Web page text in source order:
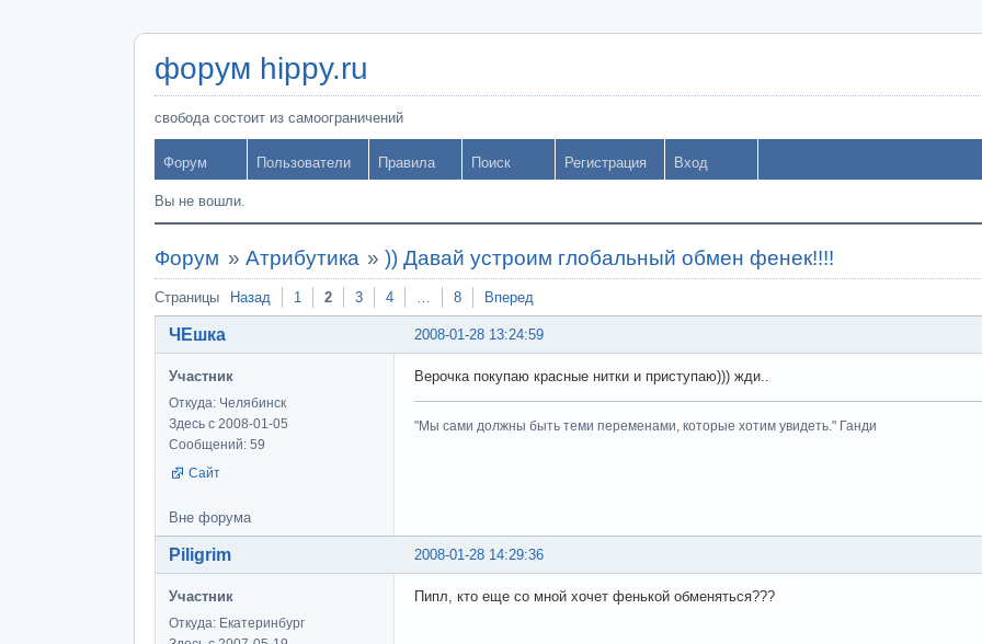
форум hippy.ru
свобода состоит из самоограничений
Форум Пользователи Правила Поиск Регистрация Вход
Вы не вошли.
Форум » Атрибутика »)) Давай устроим глобальный обмен фенек!!!!
Страницы Назад 1 2 3 4 … 8 Вперед
2008-01-28 13:24:59
ЧЕшка
Участник
Откуда: Челябинск
Здесь с 2008-01-05
Сообщений: 59
Сайт
Верочка покупаю красные нитки и приступаю))) жди..
"Мы сами должны быть теми переменами, которые хотим увидеть." Ганди
Вне форума
2008-01-28 14:29:36
Piligrim
Участник
Откуда: Екатеринбург
Пипл, кто еще со мной хочет фенькой обменяться???